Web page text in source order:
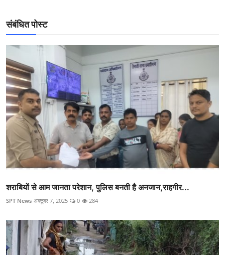
संबंधित पोस्ट
शराबियों से आम जानता परेशान, पुलिस बनती है अनजान,राहगीर...
SPT News अक्टूबर 7, 2025 0 284